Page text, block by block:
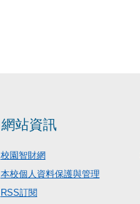
網站資訊
校園智財網
本校個人資料保護與管理
RSS訂閱